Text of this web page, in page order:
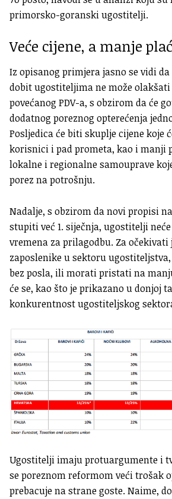
primorsko-goranski ugostitelji.
Veće cijene, a manje
Iz opisanog primjera jasno se vidi
dobit ugostiteljima ne može
povećanog PDV-a, s obzirom da će
dodatnog poreznog opterećenja
Posljedica će biti skuplje cijene koje
korisnici i pad prometa, kao i manji
lokalne i regionalne samouprave
porez na potrošnju.
Nadalje, s obzirom da novi propisi
stupiti već 1. siječnja, ugostitelji
vremena za prilagodbu. Za
zaposlenike u sektoru
bez posla, ili morati pristati na
će se, kao što je prikazano u donjoj
konkurentnost ugostiteljskog
Ugostitelji imaju protuargumente i
se poreznom reformom veći trošak
prebacuje na strane goste. Naime,